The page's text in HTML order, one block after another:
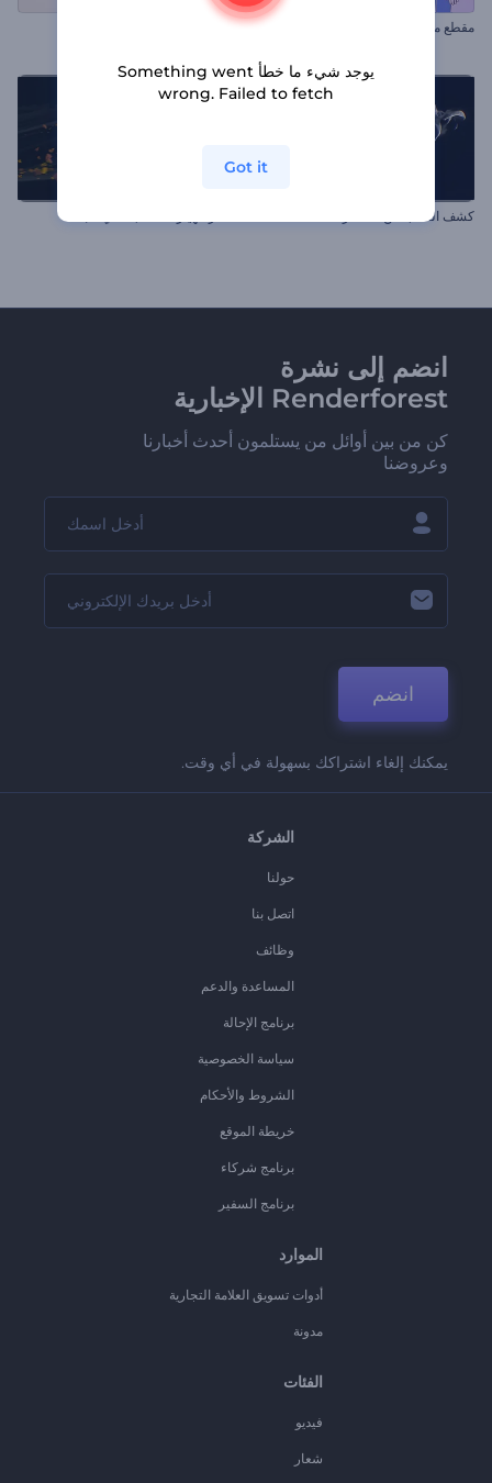
مقطع متحرك لعيد الحب أنيميشن الشعار المجرد
كشف النقاب عن الشعار المعقد
انضم إلى نشرة
Renderforest الإخبارية
كن من بين أوائل من يستلمون أحدث أخبارنا
وعروضنا
انضم
يمكنك إلغاء اشتراكك بسهولة في أي وقت.
الشركة
حولنا
اتصل بنا
وظائف
المساعدة والدعم
برنامج الإحالة
سياسة الخصوصية
الشروط والأحكام
خريطة الموقع
برنامج شركاء
برنامج السفير
الموارد
أدوات تسويق العلامة التجارية
مدونة
الفئات
فيديو
شعار
يوجد شيء ما خطأ Something went
wrong. Failed to fetch
Got it